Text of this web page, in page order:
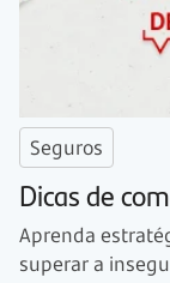
Seguros
Dicas de
Aprenda
superar a